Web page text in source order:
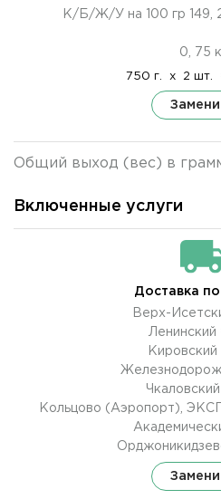
К/Б/Ж/У на 100 гр 149,
0, 75
750 г. x 2 шт.
Общий выход (вес) в
Включенные услуги
Доставка
Верх-
Ленинский
Кольцово (Аэропорт),